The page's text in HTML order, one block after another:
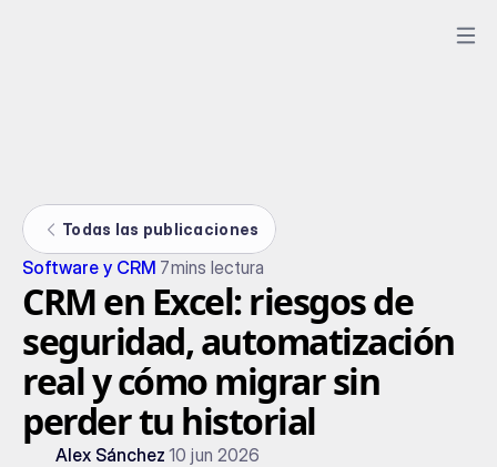
Todas las publicaciones
Software y CRM 7mins lectura
CRM en Excel: riesgos de
seguridad, automatización
real y cómo migrar sin
perder tu historial
Alex Sánchez 10 jun 2026